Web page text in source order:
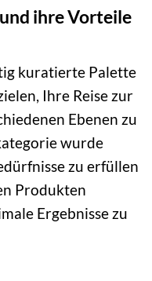
ihre Vorteile
kuratierte Palette
Ihre Reise zur
Ebenen zu
wurde
zu erfüllen
Produkten
Ergebnisse zu